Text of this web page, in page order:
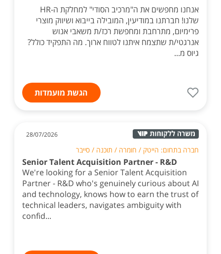
אנחנו מחפשים את ה"מרכיב הסודי" למחלקת ה-HR
שלנו! חברתנו במודיעין, המובילה בייבוא ושיווק מוצרי
פרימיום, מתרחבת ומחפשת רכז/ת משאבי אנוש
אנרגטי/ת שתצמח איתנו לטווח ארוך. מה התפקיד כולל?
גיוס מ...
הגשת מועמדות
28/07/2026
חברה בתחום: הייטק / חומרה / תוכנה / סייבר
Senior Talent Acquisition Partner - R&D
We're looking for a Senior Talent Acquisition
Partner - R&D who's genuinely curious about AI
and technology, knows how to earn the trust of
technical leaders, navigates ambiguity with
confid...